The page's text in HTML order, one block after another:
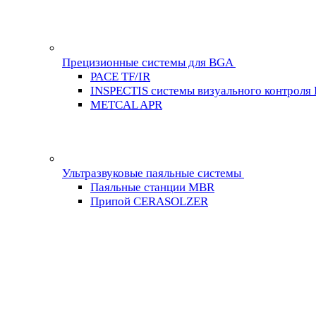
Прецизионные системы для BGA
PACE TF/IR
INSPECTIS системы визуального контроля
METCAL APR
Ультразвуковые паяльные системы
Паяльные станции MBR
Припой CERASOLZER